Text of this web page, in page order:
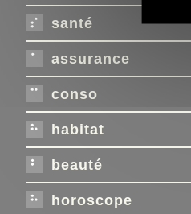
santé
assurance
conso
habitat
beauté
horoscope